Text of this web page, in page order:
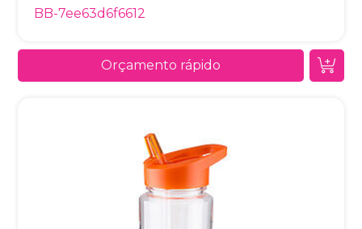
BB-7ee63d6f6612
Orçamento rápido